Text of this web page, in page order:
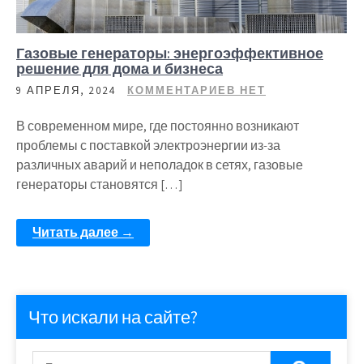
Газовые генераторы: энергоэффективное
решение для дома и бизнеса
9 АПРЕЛЯ, 2024 КОММЕНТАРИЕВ НЕТ
В современном мире, где постоянно возникают
проблемы с поставкой электроэнергии из-за
различных аварий и неполадок в сетях, газовые
генераторы становятся […]
Читать далее →
Что искали на сайте?